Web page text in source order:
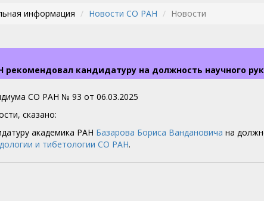
информация Новости СО РАН Новости
рекомендовал кандидатуру на должность научного
СО РАН № 93 от 06.03.2025
сказано:
академика РАН Базарова Бориса Вандановича на
и тибетологии СО РАН.